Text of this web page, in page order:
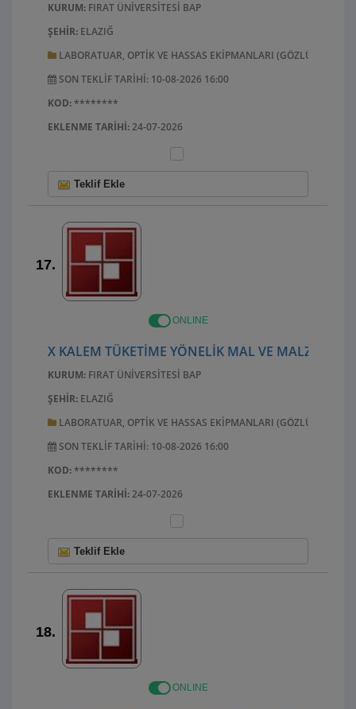
KURUM: FIRAT ÜNIVERSITESI BAP
ŞEHIR: ELAZIĞ
LABORATUAR, OPTIK VE HASSAS EKIPMANLARI (GÖZLÜK HARIÇ)
SON TEKLIF TARIHI: 10-08-2026 16:00
KOD:********
EKLENME TARIHI:24-07-2026
Teklif Ekle
17.
ONLINE
X KALEM TÜKETIME YÖNELIK MAL VE MALZEME
KURUM: FIRAT ÜNIVERSITESI BAP
ŞEHIR: ELAZIĞ
LABORATUAR, OPTIK VE HASSAS EKIPMANLARI (GÖZLÜK HARIÇ)
SON TEKLIF TARIHI: 10-08-2026 16:00
KOD:********
EKLENME TARIHI:24-07-2026
Teklif Ekle
18.
ONLINE